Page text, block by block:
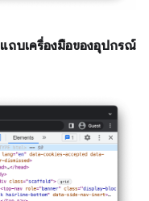
แถบเครื่องมือของอุปกรณ์